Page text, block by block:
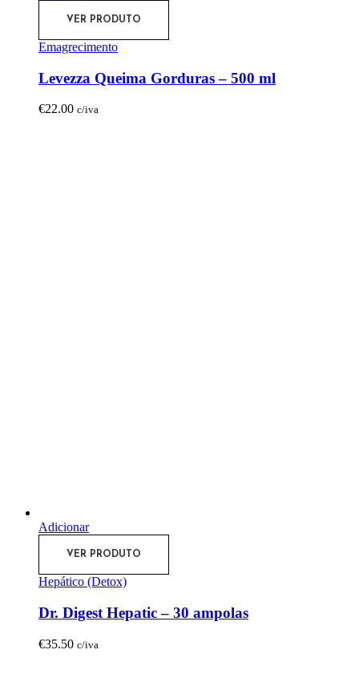
VER PRODUTO
Emagrecimento
Levezza Queima Gorduras – 500 ml
€22.00 c/iva
Adicionar
VER PRODUTO
Hepático (Detox)
Dr. Digest Hepatic – 30 ampolas
€35.50 c/iva